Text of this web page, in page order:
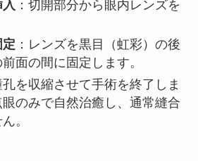
：切開部分から眼内レンズを
定 ：レンズを黒目（虹彩）の後
面の間に固定します。
を収縮させて手術を終了しま
のみで自然治癒し、通常縫合
。